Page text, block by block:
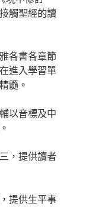
觸聖經的讀
各書各章節
進入學習單
髓。
以音標及中
，提供讀者
提供生平事